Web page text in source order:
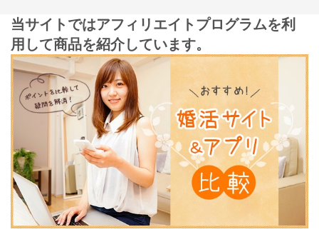
当サイトではアフィリエイトプログラムを利
用して商品を紹介しています。